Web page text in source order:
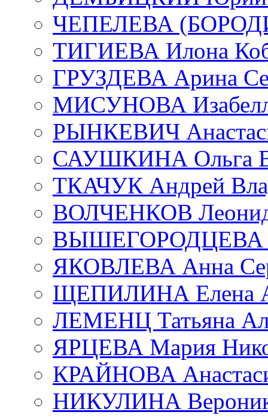
ЧЕПЕЛЕВА
ТИГИЕВА Илона
ГРУЗДЕВА Арина
МИСУНОВА
РЫНКЕВИЧ
САУШКИНА Ольга
ТКАЧУК Андрей
ВОЛЧЕНКОВ Леонид
ВЫШЕГОРОДЦЕВА
ЯКОВЛЕВА Анна
ЩЕПИЛИНА Елена
ЛЕМЕНЦ Татьяна
ЯРЦЕВА Мария
КРАЙНОВА
НИКУЛИНА